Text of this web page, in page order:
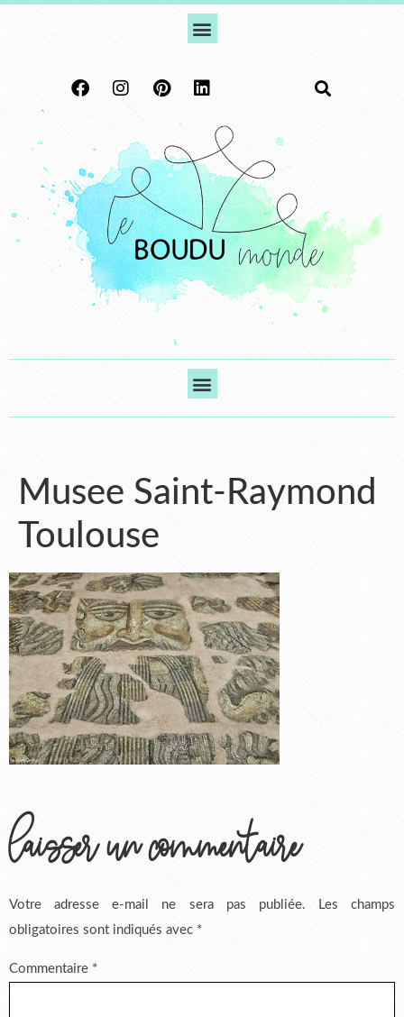
Musee Saint-Raymond
Toulouse
laisser un commentaire
Votre adresse e-mail ne sera pas publiée.
Les champs
obligatoires sont indiqués avec *
Commentaire *